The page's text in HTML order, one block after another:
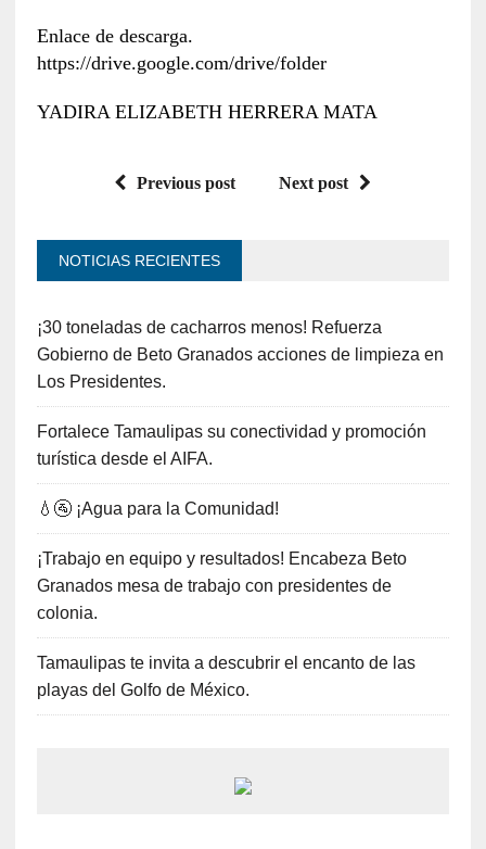
Enlace de descarga.
https://drive.google.com/drive/folder
YADIRA ELIZABETH HERRERA MATA
Previous post Next post
NOTICIAS RECIENTES
¡30 toneladas de cacharros menos! Refuerza
Gobierno de Beto Granados acciones de limpieza en
Los Presidentes.
Fortalece Tamaulipas su conectividad y promoción
turística desde el AIFA.
💧🚰 ¡Agua para la Comunidad!
¡Trabajo en equipo y resultados! Encabeza Beto
Granados mesa de trabajo con presidentes de
colonia.
Tamaulipas te invita a descubrir el encanto de las
playas del Golfo de México.